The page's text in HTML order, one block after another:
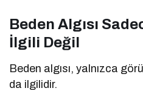
Beden Algısı
İlgili Değil
Beden algısı, yalnızca
da ilgilidir.